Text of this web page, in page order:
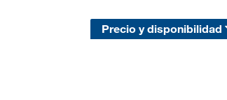
Precio y disponibilidad